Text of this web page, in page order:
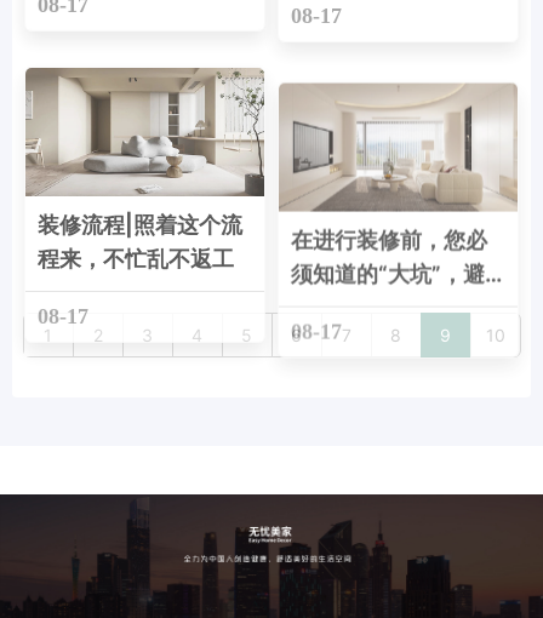
装修流程|照着这个流
程来，不忙乱不返工
08-17
在进行装修前，您必
须知道的“大坑”，避
免因装修细节而带来
的痛点！
08-17
1 2 3 4 5 6 7 8 9 10